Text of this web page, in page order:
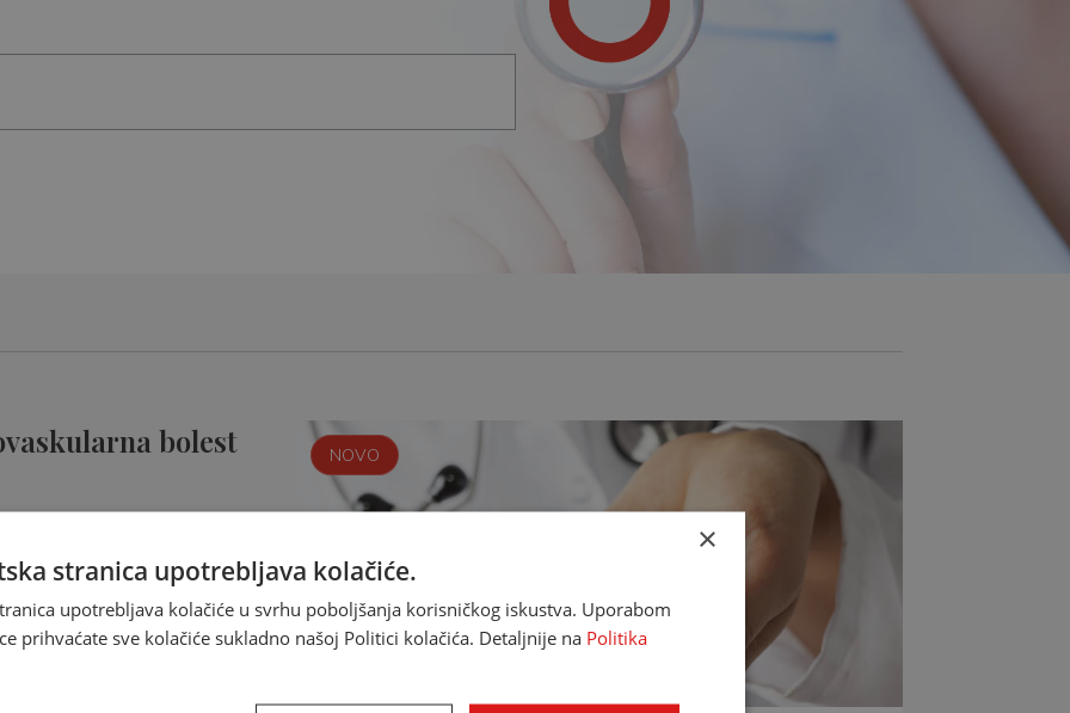
bolest NOVO
×
stranica upotrebljava kolačiće.
upotrebljava kolačiće u svrhu poboljšanja korisničkog iskustva. Uporabom
prihvaćate sve kolačiće sukladno našoj Politici kolačića. Detaljnije na Politika